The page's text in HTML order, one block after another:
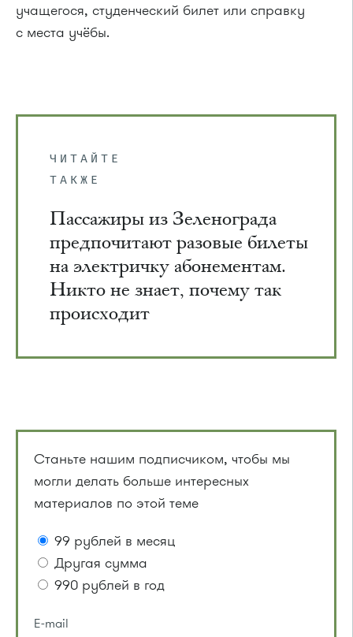
учащегося, студенческий билет или справку
с места учёбы.
ЧИТАЙТЕ
ТАКЖЕ
Пассажиры из Зеленограда
предпочитают разовые билеты
на электричку абонементам.
Никто не знает, почему так
происходит
Станьте нашим подписчиком, чтобы мы
могли делать больше интересных
материалов по этой теме
99 рублей в месяц
Другая сумма
990 рублей в год
E-mail